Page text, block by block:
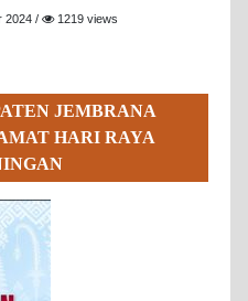
2024 / 1219 views
JEMBRANA
HARI RAYA